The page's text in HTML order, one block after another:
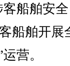
船舶安全
船舶开展
营。